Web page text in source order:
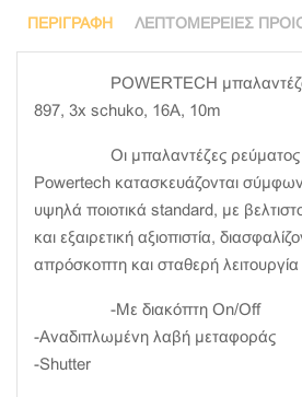
ΠΕΡΙΓΡΑΦΉ ΛΕΠΤΟΜΈΡΕΙΕΣ
POWERTECH
897, 3x schuko, 16A, 10m
Οι μπαλαντέζες ρεύματος
Powertech κατασκευάζονται
υψηλά ποιοτικά standard, με
και εξαιρετική αξιοπιστία,
απρόσκοπτη και σταθερή λειτουργία
-Με διακόπτη On/Off
-Αναδιπλωμένη λαβή μεταφοράς
-Shutter